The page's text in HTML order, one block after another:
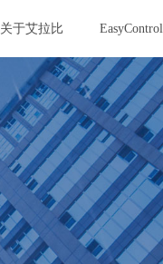
关于艾拉比 EasyControl